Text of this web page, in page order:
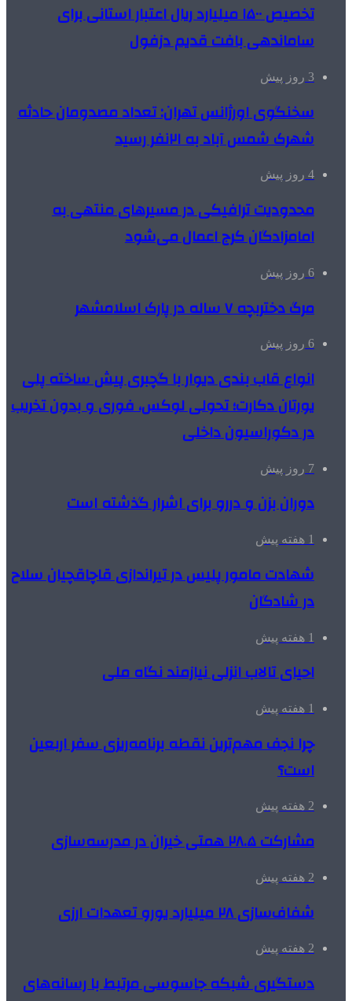
تخصیص ۱۵۰۰ میلیارد ریال اعتبار استانی برای
ساماندهی بافت قدیم دزفول
3 روز پیش
سخنگوی اورژانس تهران: تعداد مصدومان حادثه
شهرک شمس آباد به ۲۱نفر رسید
4 روز پیش
محدودیت ترافیکی در مسیرهای منتهی به
امامزادگان کرج اعمال می‌شود
6 روز پیش
مرگ دختربچه ۷ ساله در پارک اسلامشهر
6 روز پیش
انواع قاب بندی دیوار با گچبری پیش ساخته پلی
یورتان دکارت؛ تحولی لوکس، فوری و بدون تخریب
در دکوراسیون داخلی
7 روز پیش
دوران بزن و دررو برای اشرار گذشته است
1 هفته پیش
شهادت مامور پلیس در تیراندازی قاچاقچیان سلاح
در شادگان
1 هفته پیش
احیای تالاب انزلی نیازمند نگاه ملی
1 هفته پیش
چرا نجف مهم‌ترین نقطه برنامه‌ریزی سفر اربعین
است؟
2 هفته پیش
مشارکت ۲۸.۵ همتی خیران در مدرسه‌سازی
2 هفته پیش
شفاف‌سازی ۲۸ میلیارد یورو تعهدات ارزی
2 هفته پیش
دستگیری شبکه جاسوسی مرتبط با رسانه‌های